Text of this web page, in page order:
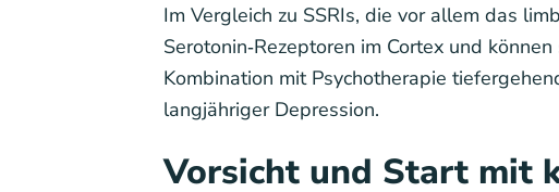
Im Vergleich zu SSRIs, die vor allem das
Serotonin‑Rezeptoren im Cortex und
Kombination mit Psychotherapie
langjähriger Depression.
Vorsicht und Start mit